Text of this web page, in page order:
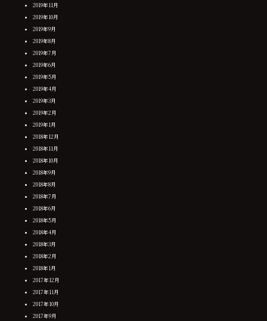
2019年11月
2019年10月
2019年9月
2019年8月
2019年7月
2019年6月
2019年5月
2019年4月
2019年3月
2019年2月
2019年1月
2018年12月
2018年11月
2018年10月
2018年9月
2018年8月
2018年7月
2018年6月
2018年5月
2018年4月
2018年3月
2018年2月
2018年1月
2017年12月
2017年11月
2017年10月
2017年9月